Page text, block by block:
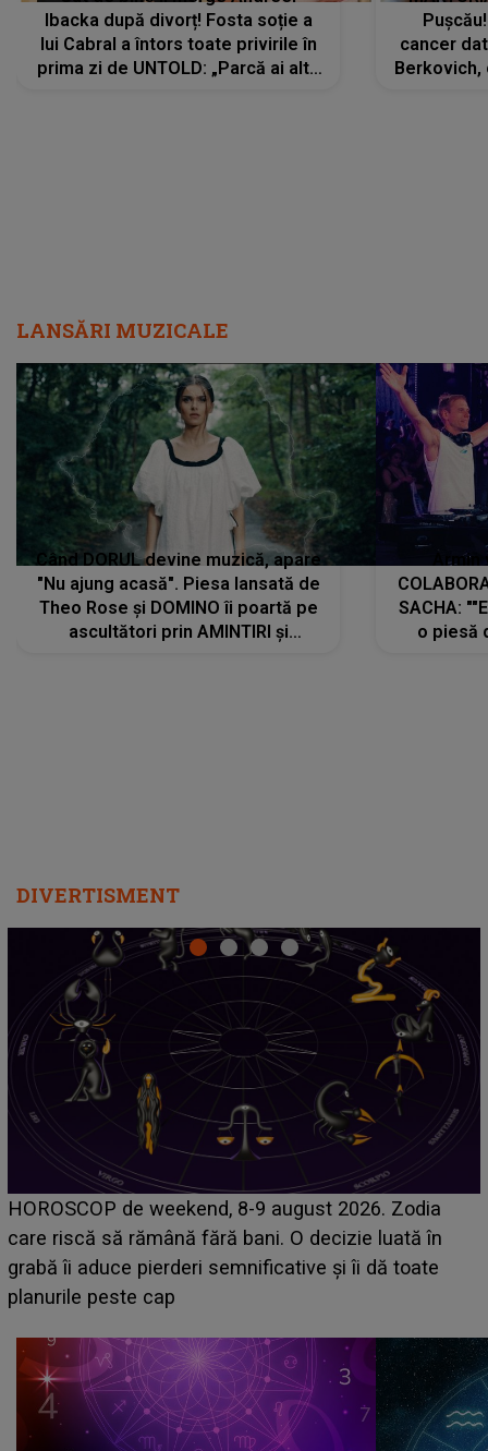
Ibacka după divorț! Fosta soție a
lui Cabral a întors toate privirile în
prima zi de UNTOLD: „Parcă ai altă
cancer
Berkovich,
LANSĂRI MUZICALE
Când DORUL devine muzică, apare
"Nu ajung acasă". Piesa lansată de
Theo Rose și DOMINO îi poartă pe
ascultători prin AMINTIRI și
SACHA:
o piesă
DIVERTISMENT
Emanuel a ținut ACEST DETALIU ASCUNS până
acum! În fața Alexandrei, concurentul din Casa Iubirii
face o MĂRTURISIRE NEAȘTEPTATĂ despre mama
sa: "I-am spus și ei în față, eu nu te iubesc pentru